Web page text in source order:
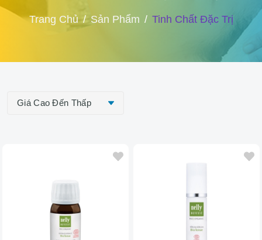
Trang Chủ Sản Phẩm Tinh Chất Đặc Trị